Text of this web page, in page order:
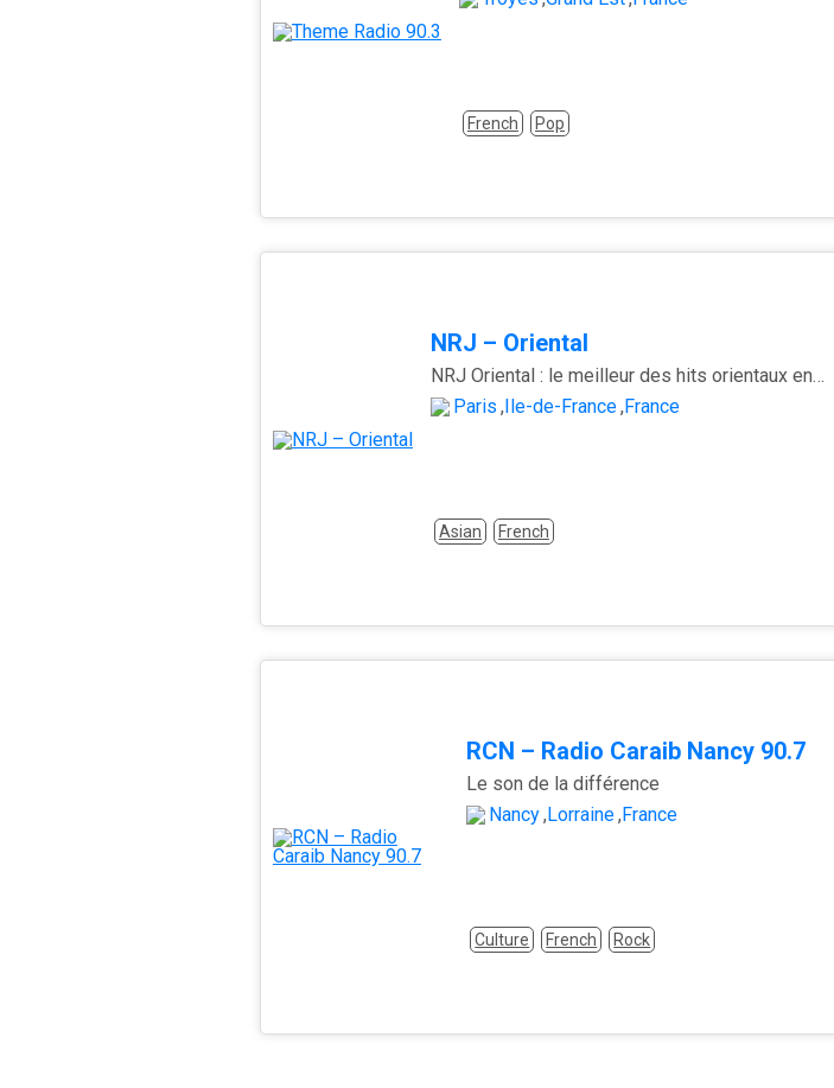
French Pop
NRJ – Oriental
NRJ Oriental : le meilleur des hits orientaux en non-stop
Paris ,Île-de-France,France
Asian French
RCN – Radio Caraib Nancy 90.7
Le son de la différence
Nancy,Lorraine,France
Culture French Rock